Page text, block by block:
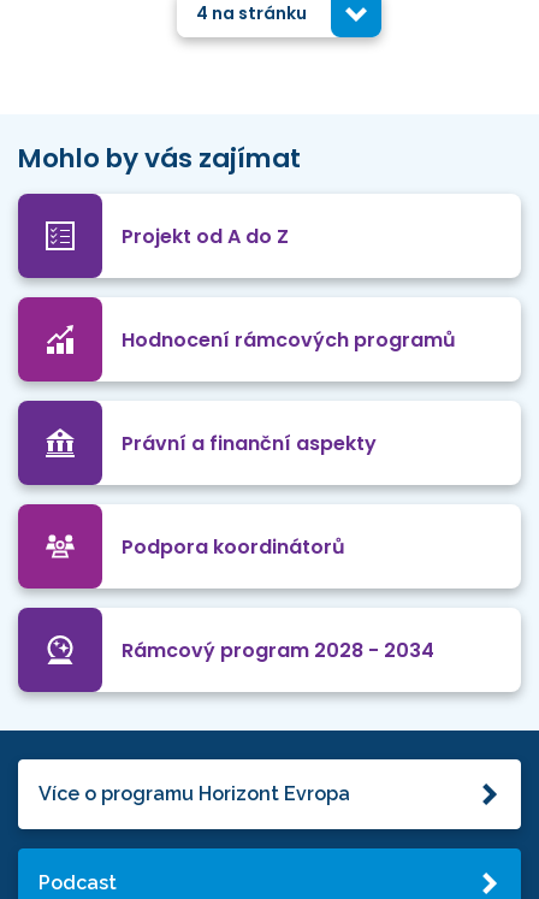
4 na stránku
Mohlo by vás zajímat
Projekt od A do Z
Hodnocení rámcových programů
Právní a finanční aspekty
Podpora koordinátorů
Rámcový program 2028 - 2034
Více o programu Horizont Evropa
Podcast